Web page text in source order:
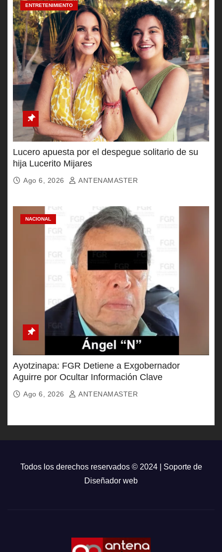
ENTRETENIMIENTO
Lucero apuesta por el despegue solitario de su
hija Lucerito Mijares
Ago 6, 2026 ANTENAMASTER
NACIONAL
Ayotzinapa: FGR Detiene a Exgobernador
Aguirre por Ocultar Información Clave
Ago 6, 2026 ANTENAMASTER
Todos los derechos reservados © 2024 | Soporte de
Diseñador web